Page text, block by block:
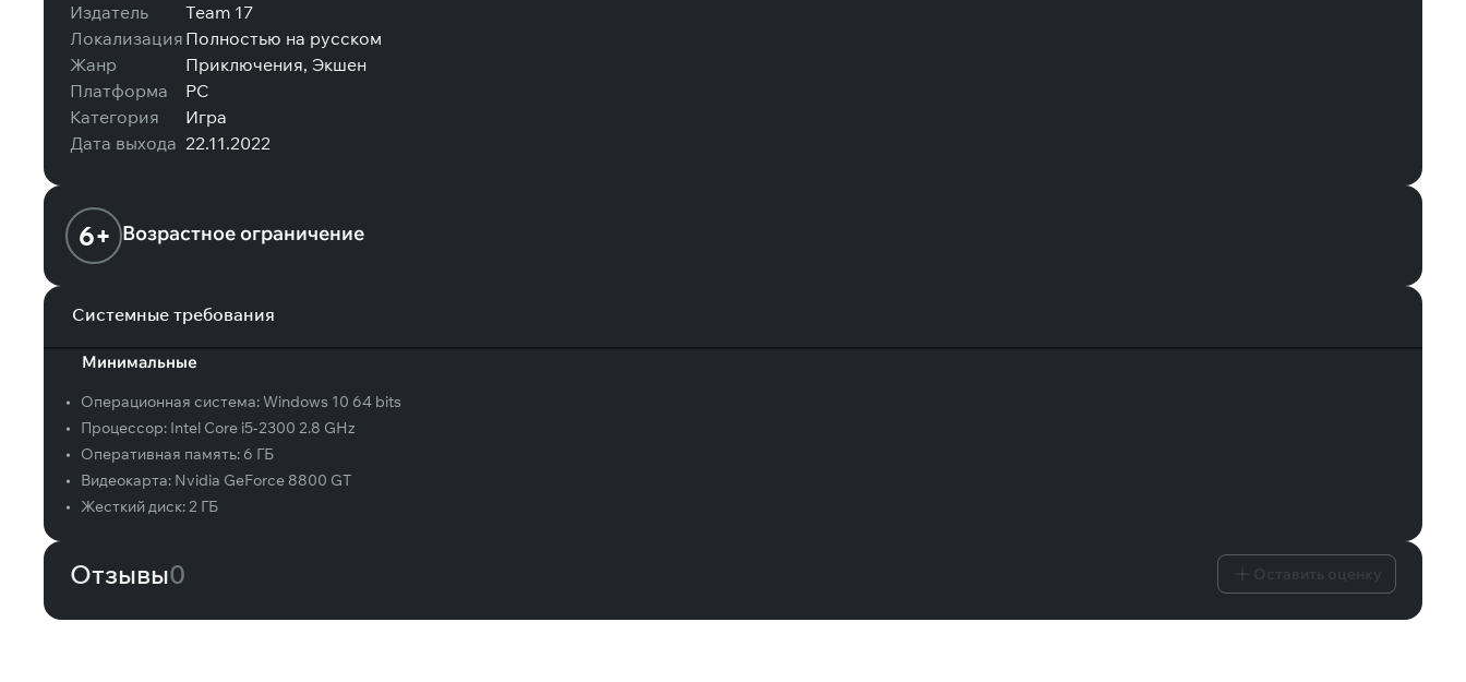
Издатель
Team 17
Локализация Полностью на русском
Жанр
Приключения, Экшен
Платформа
PC
Категория
Игра
Дата выхода 22.11.2022
6+ Возрастное ограничение
Системные требования
Минимальные
• Операционная система:Windows 10 64 bits
•
Процессор: Intel Core i5-2300 2.8 GHz
•
Оперативная память: 6 ГБ
•
Видеокарта: Nvidia GeForce 8800 GT
•
Жесткий диск:2 ГБ
Отзывы0